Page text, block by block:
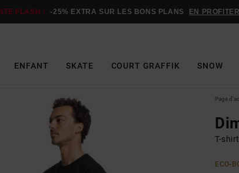
FLASH : -25% EXTRA SUR LES BONS PLANS EN PROFITER
ENFANT SKATE COURT GRAFFIK SNOW
Page
T-
ECO-